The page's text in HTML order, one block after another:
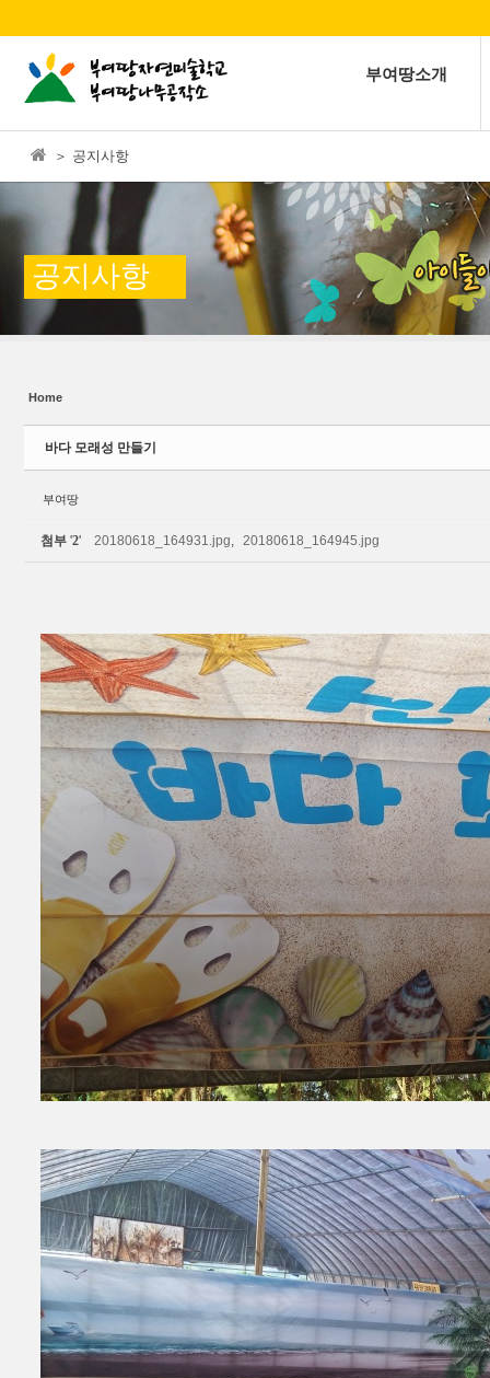
부여땅소개
＞ 공지사항
공지사항
Home
바다 모래성 만들기
부여땅
첨부 '2' 20180618_164931.jpg, 20180618_164945.jpg
Sketchbook5, 스케치북5
Sketchbook5, 스케치북5